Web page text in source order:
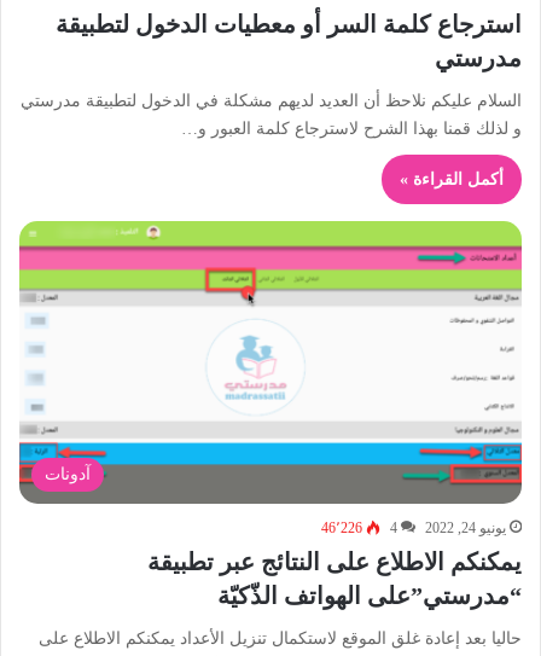
استرجاع كلمة السر أو معطيات الدخول لتطبيقة
مدرستي
السلام عليكم نلاحظ أن العديد لديهم مشكلة في الدخول لتطبيقة مدرستي
و لذلك قمنا بهذا الشرح لاسترجاع كلمة العبور و…
أكمل القراءة »
آدونات
يونيو 24, 2022 4 46٬226
يمكنكم الاطلاع على النتائج عبر تطبيقة
“مدرستي”على الهواتف الذّكيّة
حاليا بعد إعادة غلق الموقع لاستكمال تنزيل الأعداد يمكنكم الاطلاع على